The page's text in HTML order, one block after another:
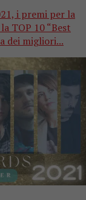
i premi per la
TOP 10 “Best
dei migliori...